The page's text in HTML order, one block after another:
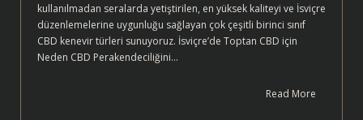
kullanılmadan seralarda yetiştirilen, en yüksek kaliteyi ve İsviçre
düzenlemelerine uygunluğu sağlayan çok çeşitli birinci sınıf
CBD kenevir türleri sunuyoruz. İsviçre’de Toptan CBD için
Neden CBD Perakendeciliğini…
Read More